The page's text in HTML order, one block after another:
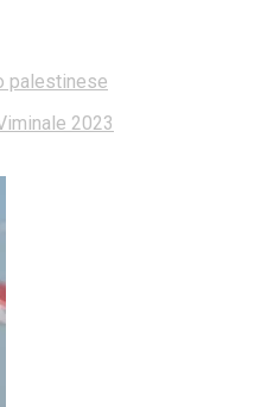
palestinese
2023